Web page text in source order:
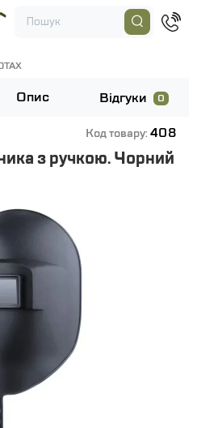
Опис Відгуки 0
Код товару: 408
з ручкою. Чорний